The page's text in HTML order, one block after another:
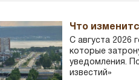
Что
С августа 2026
которые
уведомления.
известий»